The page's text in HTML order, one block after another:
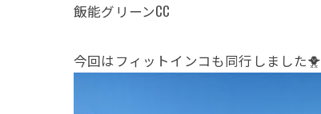
飯能グリーンCC
今回はフィットインコも同行しました🐥